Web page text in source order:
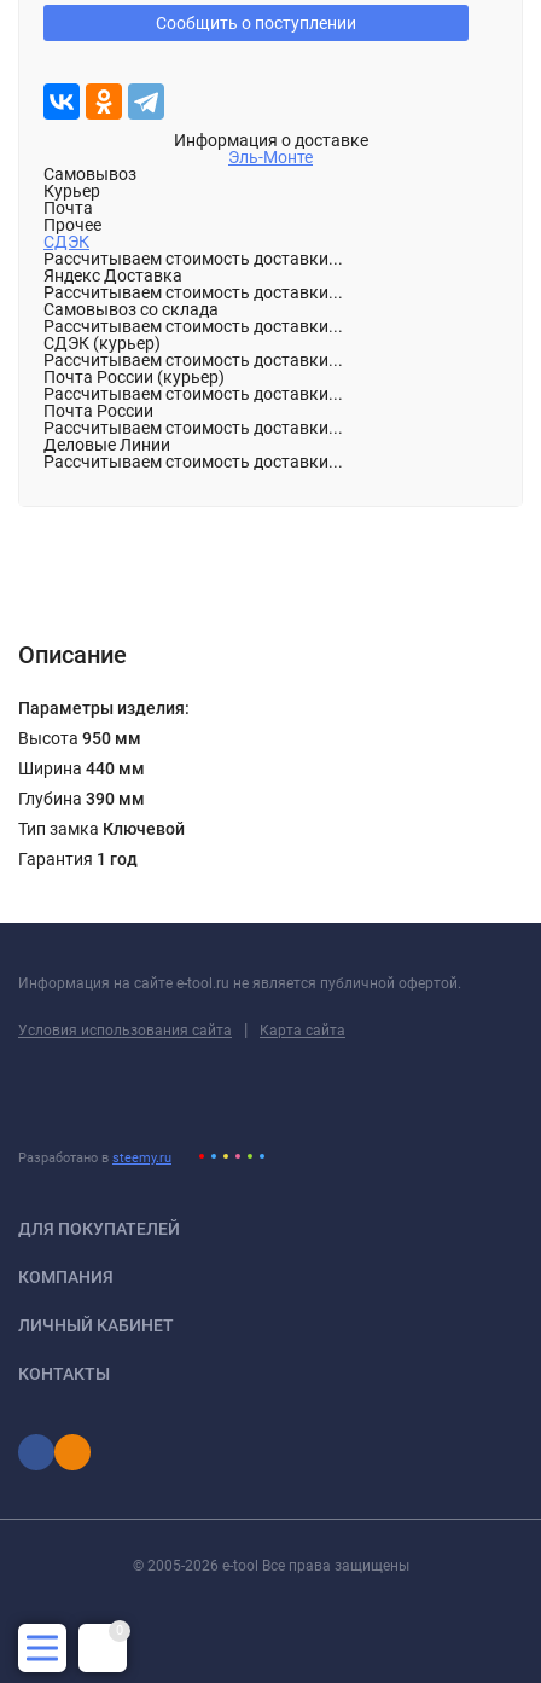
Сообщить о поступлении
Информация о доставке
Эль-Монте
Самовывоз
Курьер
Почта
Прочее
СДЭК
Рассчитываем стоимость доставки...
Яндекс Доставка
Рассчитываем стоимость доставки...
Самовывоз со склада
Рассчитываем стоимость доставки...
СДЭК (курьер)
Рассчитываем стоимость доставки...
Почта России (курьер)
Рассчитываем стоимость доставки...
Почта России
Рассчитываем стоимость доставки...
Деловые Линии
Рассчитываем стоимость доставки...
Описание
Параметры изделия:
Высота 950 мм
Ширина 440 мм
Глубина 390 мм
Тип замка Ключевой
Гарантия 1 год
Информация на сайте e-tool.ru не является публичной офертой.
Условия использования сайта | Карта сайта
Разработано в steemy.ru
ДЛЯ ПОКУПАТЕЛЕЙ
КОМПАНИЯ
ЛИЧНЫЙ КАБИНЕТ
КОНТАКТЫ
© 2005-2026 e-tool Все права защищены
0